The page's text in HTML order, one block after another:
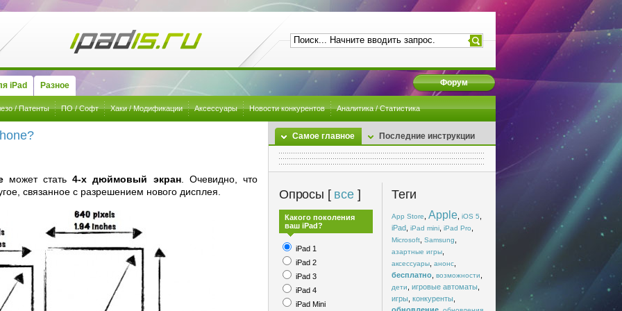
Форум
iPad Разное
/ Патенты ПО / Софт Хаки / Модификации Аксессуары Новости конкурентов Аналитика / Статистика
может стать4-х дюймовый экран. Очевидно, что
связанное с разрешением нового дисплея.
Самое главное Последние инструкции
Опросы [ все]
Какого поколения
ваш iPad?
iPad 1
iPad 2
iPad 3
iPad 4
iPad Mini
Теги
App Store Apple iOS 5
iPad iPad mini iPad Pro
Microsoft Samsung
азартные игры
аксессуары анонс
бесплатно возможности
дети игровые автоматы
игры конкуренты